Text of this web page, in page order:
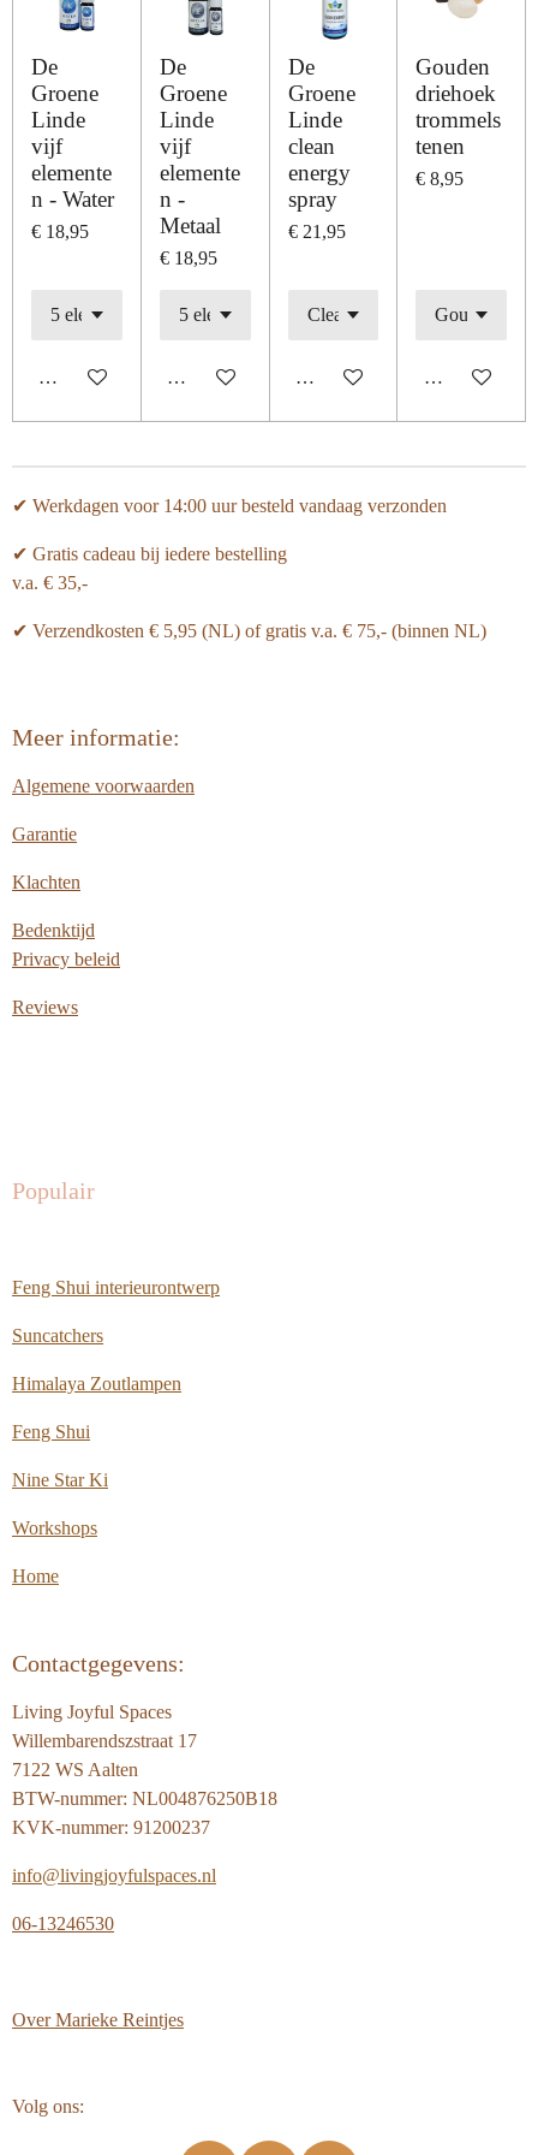
De
Groene
Linde
vijf
elemente
n - Water
€ 18,95
In winkelwagen
De
Groene
Linde
vijf
elemente
n -
Metaal
€ 18,95
In winkelwagen
De
Groene
Linde
clean
energy
spray
€ 21,95
In winkelwagen
Gouden
driehoek
trommels
tenen
€ 8,95
In
✔ Werkdagen voor 14:00 uur besteld vandaag verzonden
✔ Gratis cadeau bij iedere bestelling
v.a. € 35,-
✔ Verzendkosten € 5,95 (NL) of gratis v.a. € 75,- (binnen NL)
Meer informatie:
Algemene voorwaarden
Garantie
Klachten
Bedenktijd
Privacy beleid
Reviews
Populair
Feng Shui interieurontwerp
Suncatchers
Himalaya Zoutlampen
Feng Shui
Nine Star Ki
Workshops
Home
Contactgegevens:
Living Joyful Spaces
Willembarendszstraat 17
7122 WS Aalten
BTW-nummer: NL004876250B18
KVK-nummer: 91200237
info@livingjoyfulspaces.nl
06-13246530
OverMarieke Reintjes
Volg ons: